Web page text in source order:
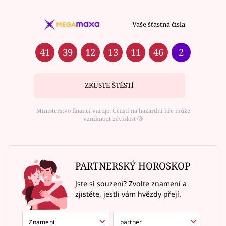
Vaše šťastná čísla
41 39 12 13 11 46 2
ZKUSTE ŠTĚSTÍ
Ministerstvo financí varuje: Účastí na hazardní hře může
vzniknout závislost ⑱
PARTNERSKÝ HOROSKOP
Jste si souzení? Zvolte znamení a
zjistěte, jestli vám hvězdy přejí.